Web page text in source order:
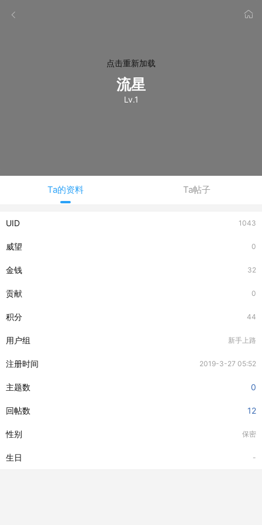
点击重新加载
流星
Lv.1
Ta的资料 Ta帖子
UID 1043
威望 0
金钱 32
贡献 0
积分 44
用户组 新手上路
注册时间 2019-3-27 05:52
主题数 0
回帖数 12
性别 保密
生日 -